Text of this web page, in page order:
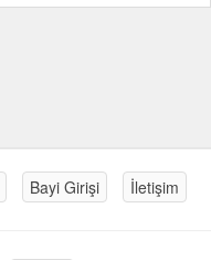
Bayi Girişi İletişim